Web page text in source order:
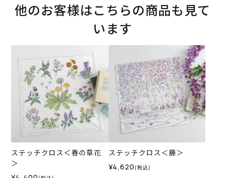
他のお客様はこちらの商品も見て
います
ステッチクロス＜春の草花
＞
ステッチクロス＜藤＞
¥4,620 (税込)